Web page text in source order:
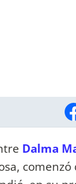
Dalma
comenzó